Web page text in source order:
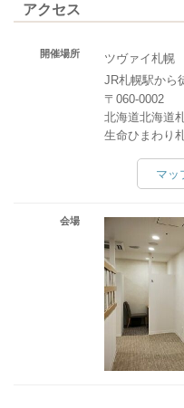
アクセス
開催場所
ツヴァイ札幌
JR札幌駅から
〒060-0002
北海道北海道
生命ひまわり
マッ
会場